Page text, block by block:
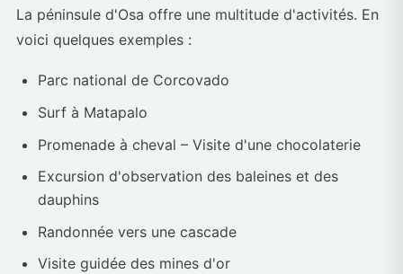
La péninsule d'Osa offre une multitude d'activités. En
voici quelques exemples :
Parc national de Corcovado
Surf à Matapalo
Promenade à cheval – Visite d'une chocolaterie
Excursion d'observation des baleines et des
dauphins
Randonnée vers une cascade
Visite guidée des mines d'or